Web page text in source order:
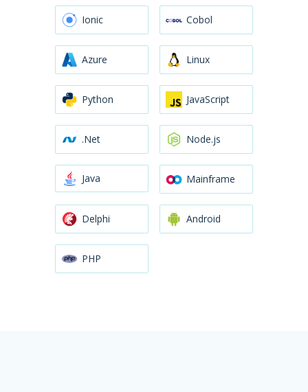
Ionic Cobol
Azure Linux
Python JavaScript
.Net Node.js
Java Mainframe
Delphi Android
PHP